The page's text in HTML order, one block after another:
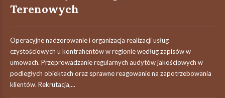
Terenowych
Operacyjne nadzorowanie i organizacja realizacji usług
czystościowych u kontrahentów w regionie według zapisów w
umowach. Przeprowadzanie regularnych audytów jakościowych w
podległych obiektach oraz sprawne reagowanie na zapotrzebowania
klientów. Rekrutacja,...